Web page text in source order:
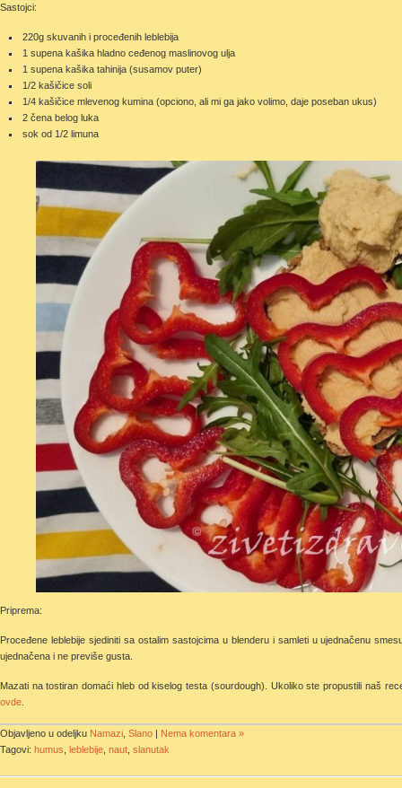
Sastojci:
220g skuvanih i proceđenih leblebija
1 supena kašika hladno ceđenog maslinovog ulja
1 supena kašika tahinija (susamov puter)
1/2 kašičice soli
1/4 kašičice mlevenog kumina (opciono, ali mi ga jako volimo, daje poseban ukus)
2 čena belog luka
sok od 1/2 limuna
Priprema:
Proceđene leblebije sjediniti sa ostalim sastojcima u blenderu i samleti u ujednačenu
ujednačena i ne previše gusta.
Mazati na tostiran domaći hleb od kiselog testa (sourdough). Ukoliko ste propustili naš
ovde
Objavljeno u odeljku Namazi Slano | Nema komentara »
Tagovi: humus leblebije naut slanutak